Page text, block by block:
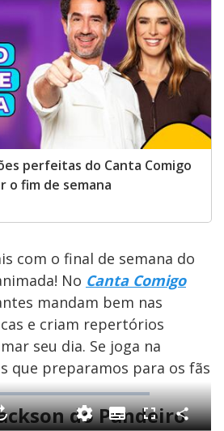
perfeitas do Canta Comigo
o fim de semana
com o final de semana do
No Canta Comigo
mandam bem nas
e criam repertórios
seu dia. Se joga na
que preparamos para os fãs
do Pandeiro
S
u F C